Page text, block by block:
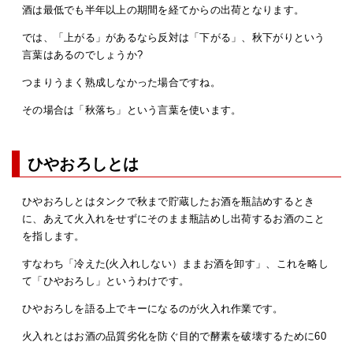
酒は最低でも半年以上の期間を経てからの出荷となります。
では、「上がる」があるなら反対は「下がる」、秋下がりという
言葉はあるのでしょうか?
つまりうまく熟成しなかった場合ですね。
その場合は「秋落ち」という言葉を使います。
ひやおろしとは
ひやおろしとはタンクで秋まで貯蔵したお酒を瓶詰めするとき
に、あえて火入れをせずにそのまま瓶詰めし出荷するお酒のこと
を指します。
すなわち「冷えた(火入れしない）ままお酒を卸す」、これを略し
て「ひやおろし」というわけです。
ひやおろしを語る上でキーになるのが火入れ作業です。
火入れとはお酒の品質劣化を防ぐ目的で酵素を破壊するために60